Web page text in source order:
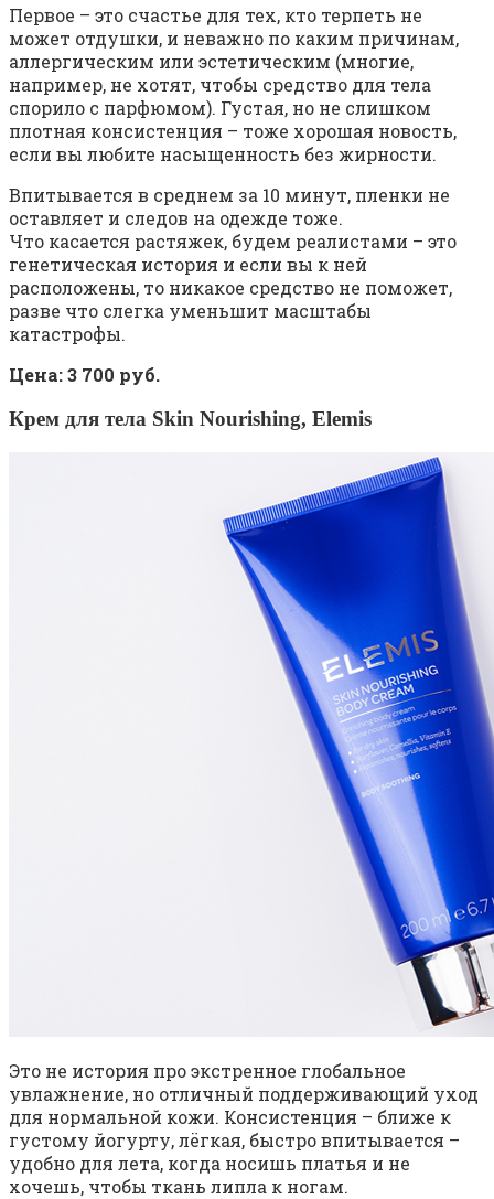
Первое – это счастье для тех, кто терпеть не
может отдушки, и неважно по каким причинам,
аллергическим или эстетическим (многие,
например, не хотят, чтобы средство для тела
спорило с парфюмом). Густая, но не слишком
плотная консистенция – тоже хорошая новость,
если вы любите насыщенность без жирности.
Впитывается в среднем за 10 минут, пленки не
оставляет и следов на одежде тоже.
Что касается растяжек, будем реалистами – это
генетическая история и если вы к ней
расположены, то никакое средство не поможет,
разве что слегка уменьшит масштабы
катастрофы.
Цена: 3 700 руб.
Крем для тела Skin Nourishing, Elemis
Это не история про экстренное глобальное
увлажнение, но отличный поддерживающий уход
для нормальной кожи. Консистенция – ближе к
густому йогурту, лёгкая, быстро впитывается –
удобно для лета, когда носишь платья и не
хочешь, чтобы ткань липла к ногам.